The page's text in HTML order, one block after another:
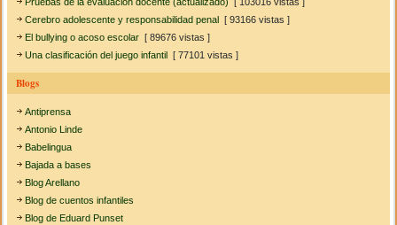
Cerebro adolescente y responsabilidad penal [ 93166 vistas ]
El bullying o acoso escolar [ 89676 vistas ]
Una clasificación del juego infantil [ 77101 vistas ]
Blogs
Antiprensa
Antonio Linde
Babelingua
Bajada a bases
Blog Arellano
Blog de cuentos infantiles
Blog de Eduard Punset